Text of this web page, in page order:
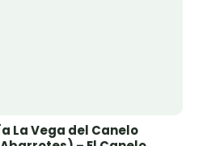
La Vega del Canelo